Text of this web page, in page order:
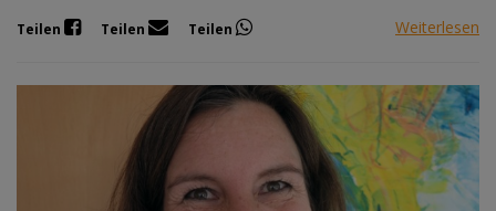
Teilen Teilen Teilen Weiterlesen